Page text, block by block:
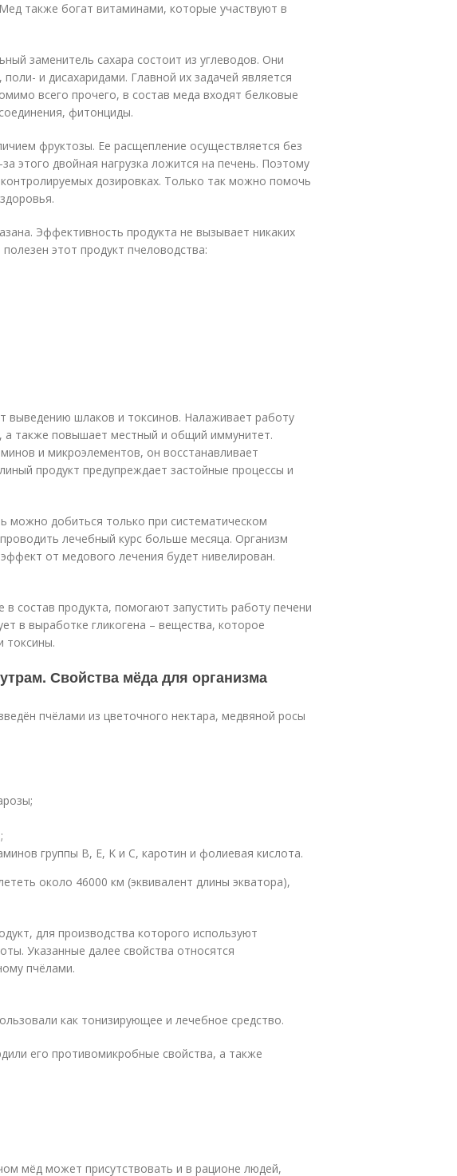
также богат витаминами, которые участвуют в
заменитель сахара состоит из углеводов. Они
и дисахаридами. Главной их задачей является
всего прочего, в состав меда входят белковые
фитонциды.
фруктозы. Ее расщепление осуществляется без
этого двойная нагрузка ложится на печень. Поэтому
дозировках. Только так можно помочь
Эффективность продукта не вызывает никаких
этот продукт пчеловодства:
выведению шлаков и токсинов. Налаживает работу
а также повышает местный и общий иммунитет.
и микроэлементов, он восстанавливает
продукт предупреждает застойные процессы и
можно добиться только при систематическом
лечебный курс больше месяца. Организм
от медового лечения будет нивелирован.
состав продукта, помогают запустить работу печени
в выработке гликогена – вещества, которое
токсины.
Свойства мёда для организма
пчёлами из цветочного нектара, медвяной росы
группы B, E, K и C, каротин и фолиевая кислота.
около 46000 км (эквивалент длины экватора),
для производства которого используют
Указанные далее свойства относятся
пчёлами.
как тонизирующее и лечебное средство.
его противомикробные свойства, а также
мёд может присутствовать и в рационе людей,